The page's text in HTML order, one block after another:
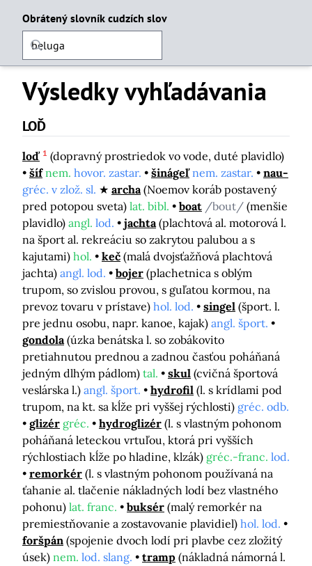
Obrátený slovník cudzích slov
Výsledky vyhľadávania
LOĎ
loď 1 (dopravný prostriedok vo vode, duté plavidlo)
šíf nem. hovor. zastar. šinágeľ nem. zastar.
nau-
gréc. v zlož. sl.
archa (Noemov koráb postavený
pred potopou sveta) lat. bibl. boat /bout/ (menšie
plavidlo) angl. lod. jachta (plachtová al. motorová l.
na šport al. rekreáciu so zakrytou palubou a s
kajutami) hol. keč (malá dvojsťažňová plachtová
jachta) angl. lod. bojer (plachetnica s oblým
trupom, so zvislou provou, s guľatou kormou, na
prevoz tovaru v prístave) hol. lod. singel (šport. l.
pre jednu osobu, napr. kanoe, kajak) angl. šport.
gondola (úzka benátska l. so zobákovito
pretiahnutou prednou a zadnou časťou poháňaná
jedným dlhým pádlom) tal. skul (cvičná športová
veslárska l.) angl. šport. hydrofil (l. s krídlami pod
trupom, na kt. sa kĺže pri vyššej rýchlosti) gréc. odb.
glizér gréc. hydroglizér (l. s vlastným pohonom
poháňaná leteckou vrtuľou, ktorá pri vyšších
rýchlostiach kĺže po hladine, klzák) gréc.-franc. lod.
remorkér (l. s vlastným pohonom používaná na
ťahanie al. tlačenie nákladných lodí bez vlastného
pohonu) lat. franc. buksér (malý remorkér na
premiestňovanie a zostavovanie plavidiel) hol. lod.
foršpán (spojenie dvoch lodí pri plavbe cez zložitý
úsek) nem. lod. slang. tramp (nákladná námorná l.